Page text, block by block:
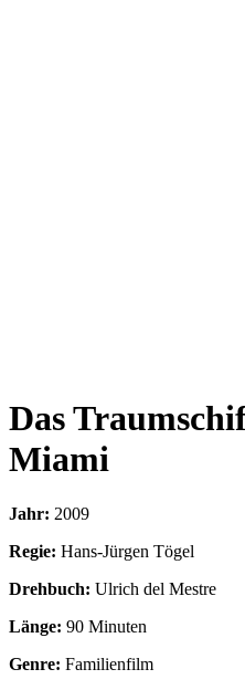
Das
Miami
Jahr: 2009
Regie: Hans-Jürgen Tögel
Drehbuch: Ulrich del Mestre
Länge: 90 Minuten
Genre: Familienfilm